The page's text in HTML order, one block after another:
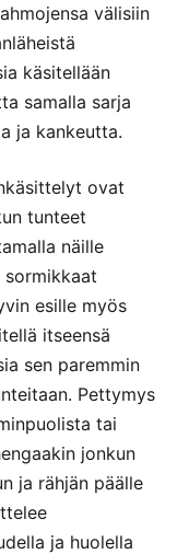
välisiin
käsitellään
samalla sarja
ja kankeutta.
ovat
tunteet
näille
sormikkaat
esille myös
itseensä
sen paremmin
Pettymys
tai
jonkun
ja rähjän päälle
ja huolella